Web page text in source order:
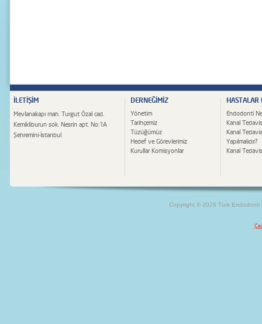
İLETİŞİM
Mevlanakapı mah. Turgut Özal cad.
Kemikliburun sok. Nesrin apt. No:1A
Şehremini-İstanbul
DERNEĞİMİZ
Yönetim
Tarihçemiz
Tüzüğümüz
Hedef ve Görevlerimiz
Kurullar Komisyonlar
HASTALAR
Endodonti
Kanal
Kanal
Yapılmalıdır?
Kanal
Copyright © 2026 Türk Endodonti